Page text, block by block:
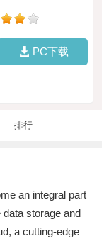
PC下载
排行
an integral part
storage and
a cutting-edge